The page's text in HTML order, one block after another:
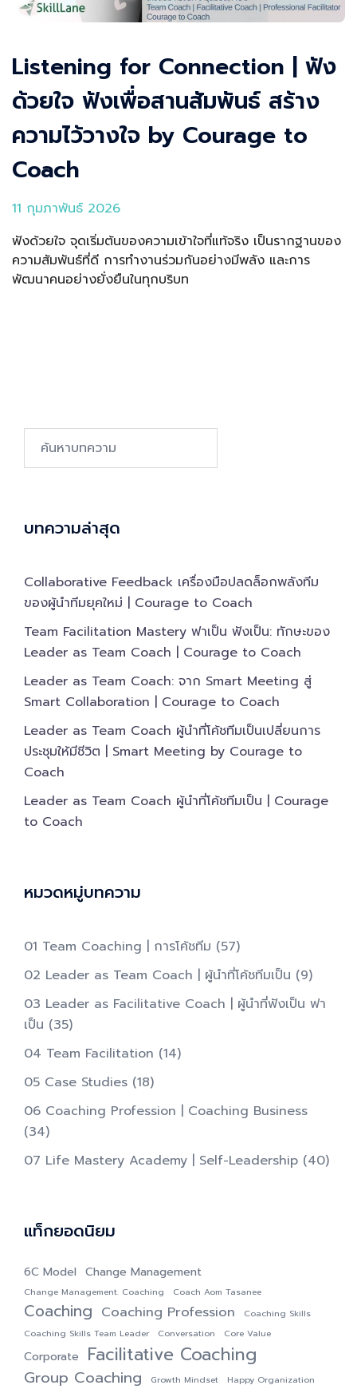
Listening for Connection | ฟัง
ด้วยใจ ฟังเพื่อสานสัมพันธ์ สร้าง
ความไว้วางใจ by Courage to
Coach
11 กุมภาพันธ์ 2026
ฟังด้วยใจ จุดเริ่มต้นของความเข้าใจที่แท้จริง เป็นรากฐานของ
ความสัมพันธ์ที่ดี การทำงานร่วมกันอย่างมีพลัง และการ
พัฒนาคนอย่างยั่งยืนในทุกบริบท
Search…
บทความล่าสุด
Collaborative Feedback เครื่องมือปลดล็อกพลังทีม
ของผู้นำทีมยุคใหม่ | Courage to Coach
Team Facilitation Mastery ฟาเป็น ฟังเป็น: ทักษะของ
Leader as Team Coach | Courage to Coach
Leader as Team Coach: จาก Smart Meeting สู่
Smart Collaboration | Courage to Coach
Leader as Team Coach ผู้นำที่โค้ชทีมเป็นเปลี่ยนการ
ประชุมให้มีชีวิต | Smart Meeting by Courage to
Coach
Leader as Team Coach ผู้นำที่โค้ชทีมเป็น | Courage
to Coach
หมวดหมู่บทความ
01 Team Coaching | การโค้ชทีม (57)
02 Leader as Team Coach | ผู้นำที่โค้ชทีมเป็น​ (9)
03 Leader as Facilitative Coach | ผู้นำที่ฟังเป็น ฟา
เป็น​ (35)
04 Team Facilitation (14)
05 Case Studies (18)
06 Coaching Profession | Coaching Business
(34)
07 Life Mastery Academy | Self-Leadership (40)
แท็กยอดนิยม
6C Model Change Management
Change Management. Coaching Coach Aom Tasanee
Coaching Coaching Profession
Coaching Skills
Coaching Skills Team Leader
Conversation Core Value
Corporate Facilitative Coaching
Group Coaching Growth Mindset Happy Organization